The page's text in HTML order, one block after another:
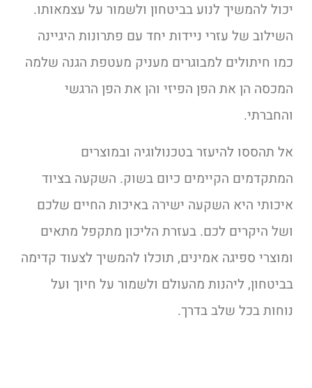
יכול להמשיך לנוע בביטחון ולשמור על עצמאותו.
השילוב של עזרי ניידות יחד עם פתרונות היגיינה
כמו חיתולים למבוגרים מעניק מעטפת הגנה שלמה
המכסה הן את הפן הפיזי והן את הפן הרגשי
והחברתי.
אל תהססו להיעזר בטכנולוגיה ובמוצרים
המתקדמים הקיימים כיום בשוק. השקעה בציוד
איכותי היא השקעה ישירה באיכות החיים שלכם
ושל היקרים לכם. בעזרת הליכון מתקפל מתאים
ומוצרי ספיגה אמינים, תוכלו להמשיך לצעוד קדימה
בביטחון, ליהנות מהעולם ולשמור על חיוך ועל
נוחות בכל שלב בדרך.